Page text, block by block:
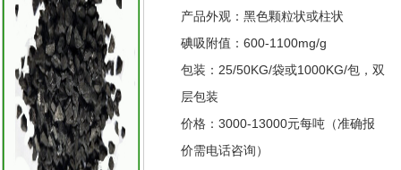
产品外观：黑色颗粒状或柱状
碘吸附值：600-1100mg/g
包装：25/50KG/袋或1000KG/包，双
层包装
价格：3000-13000元每吨（准确报
价需电话咨询）